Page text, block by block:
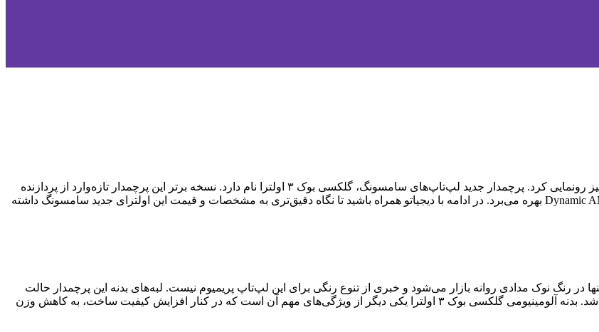
سامسونگ در جدیدترین رویداد آنپکد خود از سری لپ‌‌تاپ‌های Galaxy Book 3 نیز رونمایی کرد. پرچمدار جدید لپ‌‌تاپ‌های سامسونگ، گلکسی بوک ۳ اولترا نام دارد. نسخه برتر این پرچمدار تازه‌وارد از پردازنده
اینتل Core i9 نسل ۱۳، پردازشگر گرافیکی RTX 4070 و نمایشگر Dynamic AMOLED 2X بهره می‌برد. در ادامه با دیجیاتو همراه باشید تا نگاه دقیق‌تری به مشخصات و قیمت این اولترای جدید سامسونگ داشته
در رنگ نوک مدادی روانه بازار می‌شود و خبری از تنوع رنگی برای این لپ‌تاپ پریمیوم نیست. لبه‌های بدنه این پرچمدار حالت
تخت دارد که این موضوع منجر به انتقال حس مدرنیته بیشتری به کاربر خواهد شد. بدنه آلومینیومی گلکسی بوک ۳ اولترا یکی دیگر از ویژگی‌های مهم آن است که در کنار افزایش کیفیت ساخت، به کاهش وزن